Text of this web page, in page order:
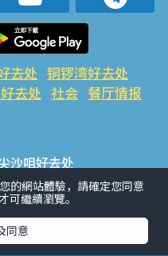
去处 铜锣湾好去处
去处 社会 餐厅情报
沙咀好去处
去处 旺角好去处 社会
#美食社群热话
的網站體驗，請確定您同意
可繼續瀏覽。
同意